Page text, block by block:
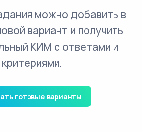
можно добавить в
вариант и получить
КИМ с ответами и
критериями.
готовые варианты